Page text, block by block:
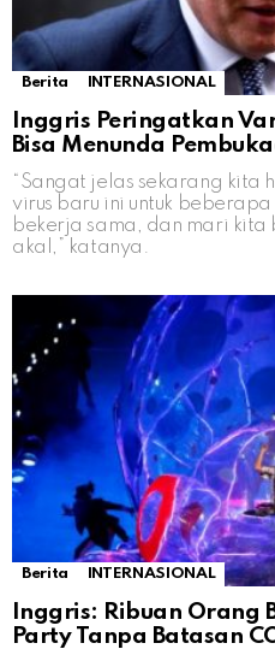
Berita INTERNASIONAL
Inggris Peringatkan
Bisa Menunda
“Sangat jelas sekarang kita
virus baru ini untuk
bekerja sama, dan mari kita
akal,” katanya.
Berita INTERNASIONAL
Inggris: Ribuan Orang
Party Tanpa Batasan